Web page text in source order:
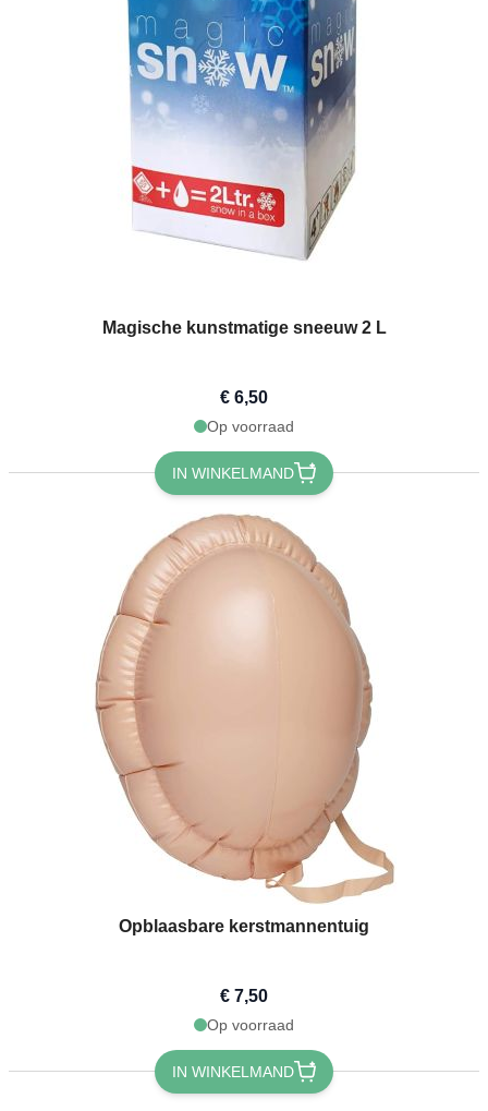
Magische kunstmatige sneeuw 2 L
€ 6,50
Op voorraad
IN WINKELMAND
Opblaasbare kerstmannentuig
€ 7,50
Op voorraad
IN WINKELMAND